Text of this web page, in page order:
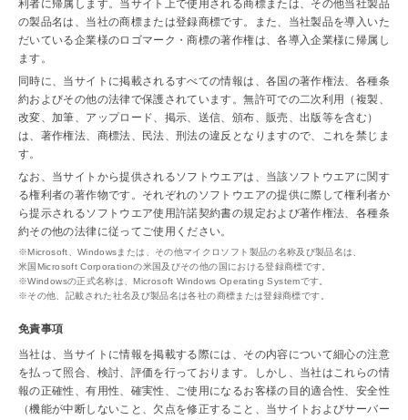
利者に帰属します。当サイト上で使用される商標または、その他当社製品
の製品名は、当社の商標または登録商標です。また、当社製品を導入いた
だいている企業様のロゴマーク・商標の著作権は、各導入企業様に帰属し
ます。
同時に、当サイトに掲載されるすべての情報は、各国の著作権法、各種条
約およびその他の法律で保護されています。無許可での二次利用（複製、
改変、加筆、アップロード、掲示、送信、頒布、販売、出版等を含む）
は、著作権法、商標法、民法、刑法の違反となりますので、これを禁じま
す。
なお、当サイトから提供されるソフトウエアは、当該ソフトウエアに関す
る権利者の著作物です。それぞれのソフトウエアの提供に際して権利者か
ら提示されるソフトウエア使用許諾契約書の規定および著作権法、各種条
約その他の法律に従ってご使用ください。
Microsoft、Windowsまたは、その他マイクロソフト製品の名称及び製品名は、
米国Microsoft Corporationの米国及びその他の国における登録商標です。
Windowsの正式名称は、Microsoft Windows Operating Systemです。
その他、記載された社名及び製品名は各社の商標または登録商標です。
免責事項
当社は、当サイトに情報を掲載する際には、その内容について細心の注意
を払って照合、検討、評価を行っております。しかし、当社はこれらの情
報の正確性、有用性、確実性、ご使用になるお客様の目的適合性、安全性
（機能が中断しないこと、欠点を修正すること、当サイトおよびサーバー